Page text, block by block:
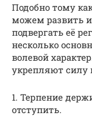
Подобно тому
можем развить
подвергать её
несколько
волевой
укрепляют силу
1. Терпение
отступить.